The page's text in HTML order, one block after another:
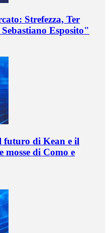
Strefezza, Ter
Esposito"
futuro di Kean e il
mosse di Como e